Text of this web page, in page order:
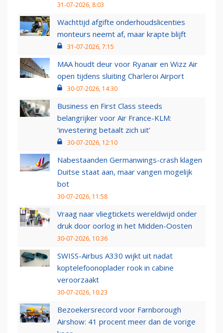
31-07-2026, 8:03
Wachttijd afgifte onderhoudslicenties
monteurs neemt af, maar krapte blijft
31-07-2026, 7:15
MAA houdt deur voor Ryanair en Wizz Air
open tijdens sluiting Charleroi Airport
30-07-2026, 14:30
Business en First Class steeds
belangrijker voor Air France-KLM:
‘investering betaalt zich uit’
30-07-2026, 12:10
Nabestaanden Germanwings-crash klagen
Duitse staat aan, maar vangen mogelijk
bot
30-07-2026, 11:58
Vraag naar vliegtickets wereldwijd onder
druk door oorlog in het Midden-Oosten
30-07-2026, 10:36
SWISS-Airbus A330 wijkt uit nadat
koptelefoonoplader rook in cabine
veroorzaakt
30-07-2026, 10:23
Bezoekersrecord voor Farnborough
Airshow: 41 procent meer dan de vorige